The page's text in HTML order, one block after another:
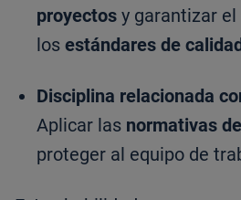
proyectos y garantizar
los estándares de
Disciplina relacionada
Aplicar las normativas
proteger al equipo de